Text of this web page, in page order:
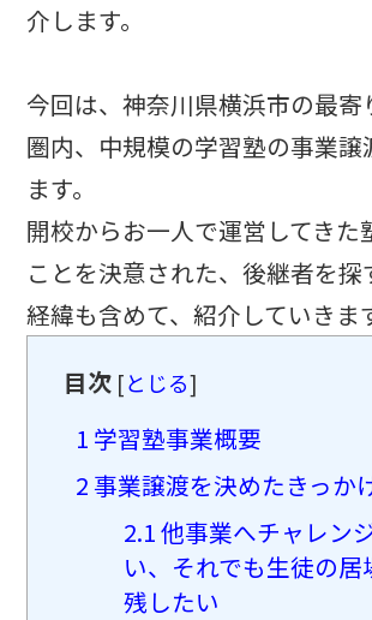
介します。
今回は、神奈川県横浜市の最寄
圏内、中規模の学習塾の事業譲
ます。
開校からお一人で運営してきた
ことを決意された、後継者を探
経緯も含めて、紹介していきま
目次 [とじる]
1 学習塾事業概要
2事業譲渡を決めたきっか
2.1他事業へチャレン
い、それでも生徒の居
残したい